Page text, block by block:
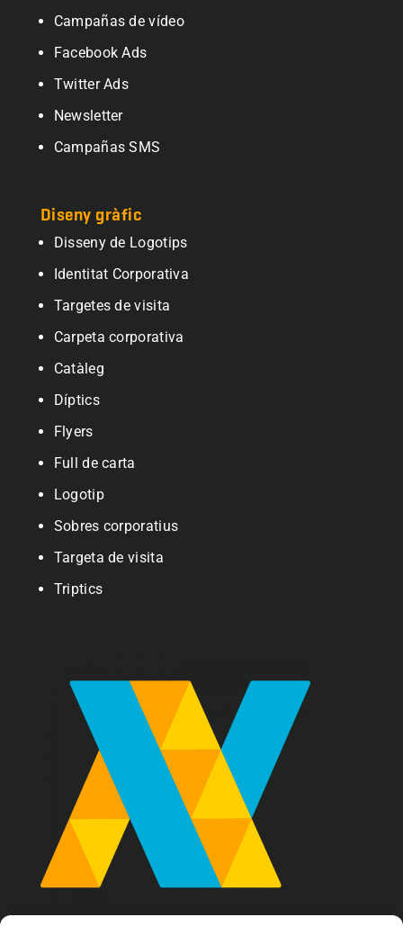
Campañas de vídeo
Facebook Ads
Twitter Ads
Newsletter
Campañas SMS
Diseny gràfic
Disseny de Logotips
Identitat Corporativa
Targetes de visita
Carpeta corporativa
Catàleg
Díptics
Flyers
Full de carta
Logotip
Sobres corporatius
Targeta de visita
Triptics